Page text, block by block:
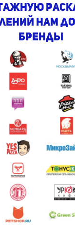
нам
бренды